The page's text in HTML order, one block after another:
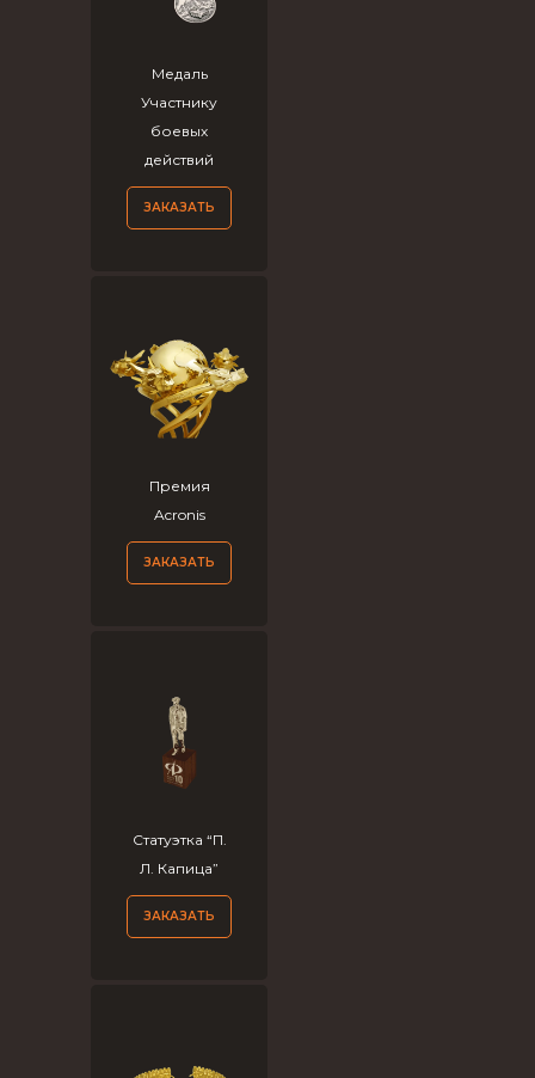
Медаль
Участнику
боевых
действий
ЗАКАЗАТЬ
Премия
Acronis
ЗАКАЗАТЬ
Статуэтка “П.
Л. Капица”
ЗАКАЗАТЬ